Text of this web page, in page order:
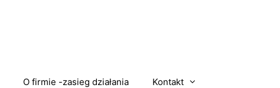
O firmie -zasieg działania Kontakt